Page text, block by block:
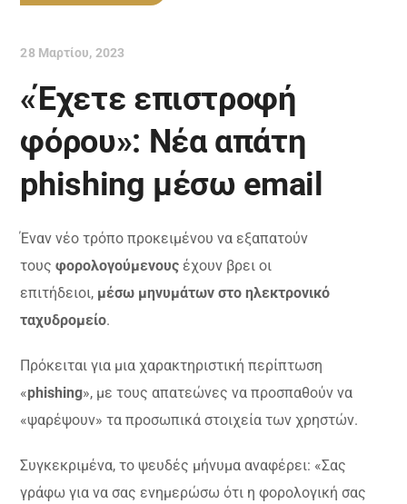
28 Μαρτίου, 2023
«Έχετε επιστροφή
φόρου»: Νέα απάτη
phishing μέσω email
Έναν νέο τρόπο προκειμένου να εξαπατούν
τουςφορολογούμενους έχουν βρει οι
επιτήδειοι, μέσω μηνυμάτων στο ηλεκτρονικό
ταχυδρομείο.
Πρόκειται για μια χαρακτηριστική περίπτωση
«phishing», με τους απατεώνες να προσπαθούν να
«ψαρέψουν» τα προσωπικά στοιχεία των χρηστών.
Συγκεκριμένα, το ψευδές μήνυμα αναφέρει: «Σας
γράφω για να σας ενημερώσω ότι η φορολογική σας